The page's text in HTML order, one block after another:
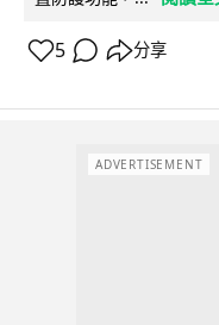
5 分享
ADVERTISEMENT